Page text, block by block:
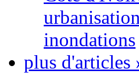
inondations
plus d'articles